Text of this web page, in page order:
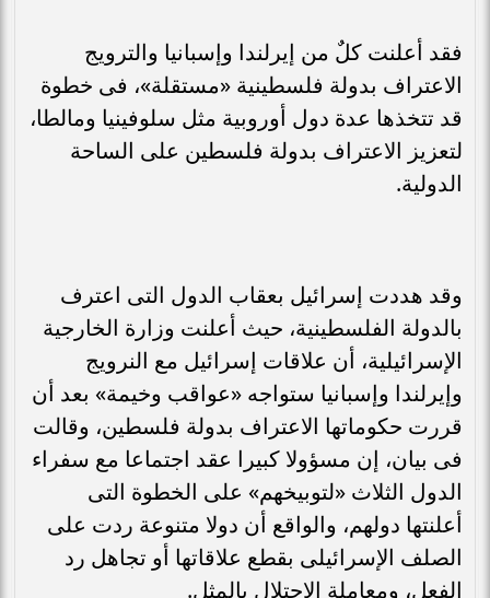
فقد أعلنت كلٌ من إيرلندا وإسبانيا والترويج
الاعتراف بدولة فلسطينية «مستقلة»، فى خطوة
قد تتخذها عدة دول أوروبية مثل سلوفينيا ومالطا،
لتعزيز الاعتراف بدولة فلسطين على الساحة
الدولية.
وقد هددت إسرائيل بعقاب الدول التى اعترف
بالدولة الفلسطينية، حيث أعلنت وزارة الخارجية
الإسرائيلية، أن علاقات إسرائيل مع النرويج
وإيرلندا وإسبانيا ستواجه «عواقب وخيمة» بعد أن
قررت حكوماتها الاعتراف بدولة فلسطين، وقالت
فى بيان، إن مسؤولا كبيرا عقد اجتماعا مع سفراء
الدول الثلاث «لتوبيخهم» على الخطوة التى
أعلنتها دولهم، والواقع أن دولا متنوعة ردت على
الصلف الإسرائيلى بقطع علاقاتها أو تجاهل رد
الفعل، ومعاملة الاحتلال بالمثل.